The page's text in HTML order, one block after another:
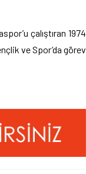
çalıştıran 1974
ve Spor’da görev